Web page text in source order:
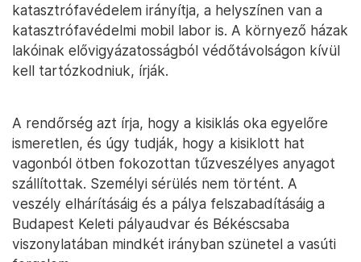
katasztrófavédelem irányítja, a helyszínen van a
katasztrófavédelmi mobil labor is. A környező házak
lakóinak elővigyázatosságból védőtávolságon kívül
kell tartózkodniuk, írják.
A rendőrség azt írja, hogy a kisiklás oka egyelőre
ismeretlen, és úgy tudják, hogy a kisiklott hat
vagonból ötben fokozottan tűzveszélyes anyagot
szállítottak. Személyi sérülés nem történt. A
veszély elhárításáig és a pálya felszabadításáig a
Budapest Keleti pályaudvar és Békéscsaba
viszonylatában mindkét irányban szünetel a vasúti